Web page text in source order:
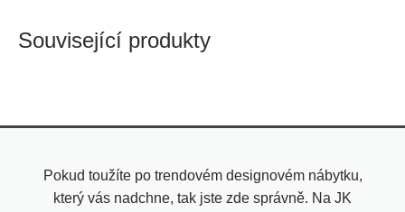
Související produkty
Pokud toužíte po trendovém designovém nábytku,
který vás nadchne, tak jste zde správně. Na JK